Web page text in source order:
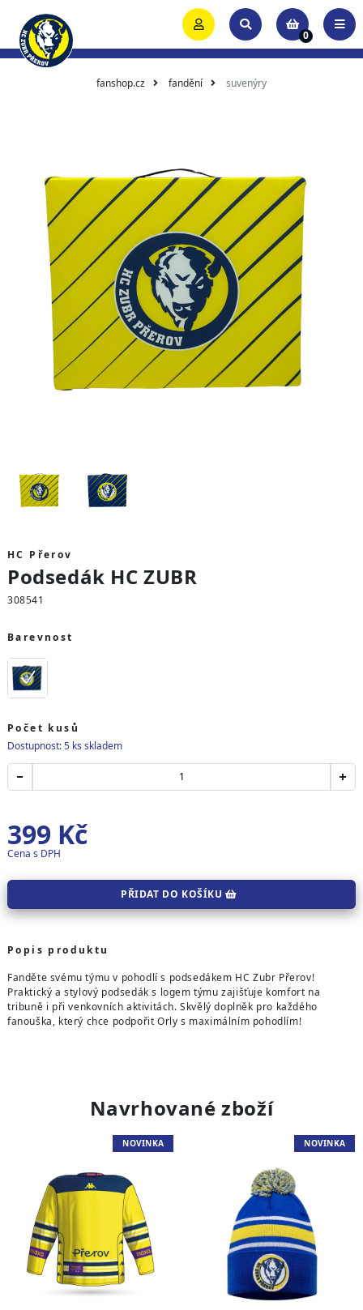
0
fanshop.cz fandění suvenýry
HC Přerov
Podsedák HC ZUBR
308541
Barevnost
Počet kusů
Dostupnost: 5 ks skladem
PŘIDAT DO KOŠÍKU
399 Kč
Cena s DPH
Popis produktu
Fanděte svému týmu v pohodlí s podsedákem HC Zubr Přerov!
Praktický a stylový podsedák s logem týmu zajišťuje komfort na
tribuně i při venkovních aktivitách. Skvělý doplněk pro každého
fanouška, který chce podpořit Orly s maximálním pohodlím!
Navrhované zboží
NOVINKA NOVINKA